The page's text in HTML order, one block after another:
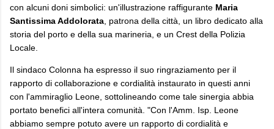
con alcuni doni simbolici: un'illustrazione raffigurante Maria
Santissima Addolorata , patrona della città, un libro dedicato alla
storia del porto e della sua marineria, e un Crest della Polizia
Locale.
​Il sindaco Colonna ha espresso il suo ringraziamento per il
rapporto di collaborazione e cordialità instaurato in questi anni
con l'ammiraglio Leone, sottolineando come tale sinergia abbia
portato benefici all'intera comunità. "Con l'Amm. Isp. Leone
abbiamo sempre potuto avere un rapporto di cordialità e